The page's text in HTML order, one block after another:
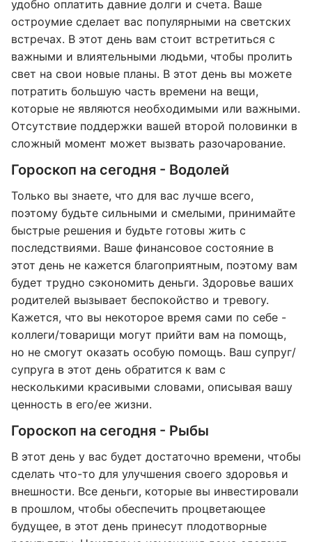
удобно оплатить давние долги и счета. Ваше
остроумие сделает вас популярными на светских
встречах. В этот день вам стоит встретиться с
важными и влиятельными людьми, чтобы пролить
свет на свои новые планы. В этот день вы можете
потратить большую часть времени на вещи,
которые не являются необходимыми или важными.
Отсутствие поддержки вашей второй половинки в
сложный момент может вызвать разочарование.
Гороскоп на сегодня - Водолей
Только вы знаете, что для вас лучше всего,
поэтому будьте сильными и смелыми, принимайте
быстрые решения и будьте готовы жить с
последствиями. Ваше финансовое состояние в
этот день не кажется благоприятным, поэтому вам
будет трудно сэкономить деньги. Здоровье ваших
родителей вызывает беспокойство и тревогу.
Кажется, что вы некоторое время сами по себе -
коллеги/товарищи могут прийти вам на помощь,
но не смогут оказать особую помощь. Ваш супруг/
супруга в этот день обратится к вам с
несколькими красивыми словами, описывая вашу
ценность в его/ее жизни.
Гороскоп на сегодня - Рыбы
В этот день у вас будет достаточно времени, чтобы
сделать что-то для улучшения своего здоровья и
внешности. Все деньги, которые вы инвестировали
в прошлом, чтобы обеспечить процветающее
будущее, в этот день принесут плодотворные